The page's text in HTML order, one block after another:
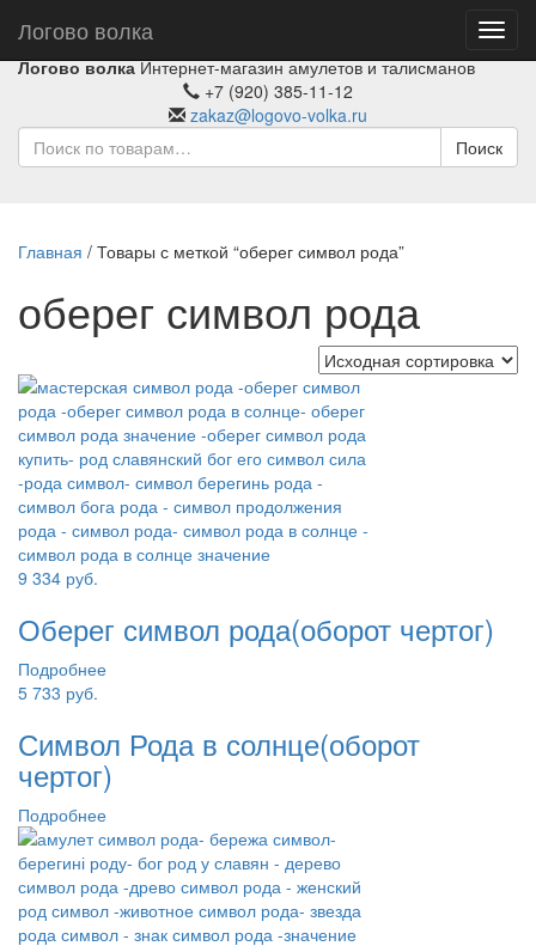
Логово волка
Логово волка Интернет-магазин амулетов и талисманов
+7 (920) 385-11-12
zakaz@logovo-volka.ru
Поиск
Главная / Товары с меткой “оберег символ рода”
оберег символ рода
9 334 руб.
Оберег символ рода(оборот чертог)
Подробнее
5 733 руб.
Символ Рода в солнце(оборот
чертог)
Подробнее